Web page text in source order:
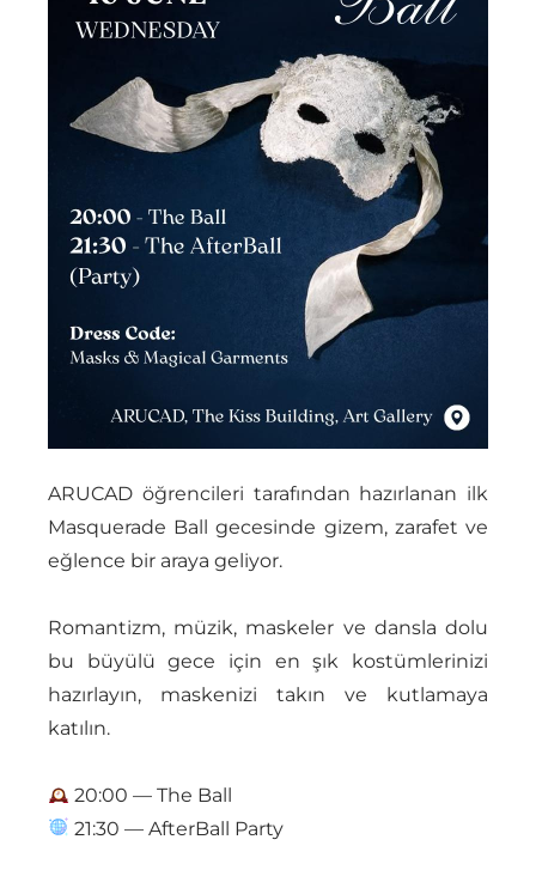
ARUCAD öğrencileri tarafından hazırlanan ilk
Masquerade Ball gecesinde gizem, zarafet ve
eğlence bir araya geliyor.
Romantizm, müzik, maskeler ve dansla dolu
bu büyülü gece için en şık kostümlerinizi
hazırlayın, maskenizi takın ve kutlamaya
katılın.
20:00 — The Ball
21:30 — AfterBall Party